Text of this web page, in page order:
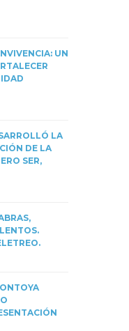
UN
LA
DE LA
SER,